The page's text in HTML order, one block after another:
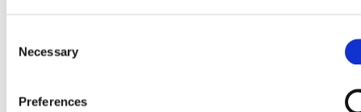
Selection
Necessary
Preferences
Ambic onderdelen
Losse spray installatie Ambic